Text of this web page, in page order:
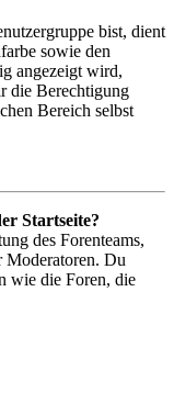
bist, dient
sowie den
angezeigt wird,
die Berechtigung
Bereich selbst
Startseite?
des Forenteams,
Moderatoren. Du
wie die Foren, die